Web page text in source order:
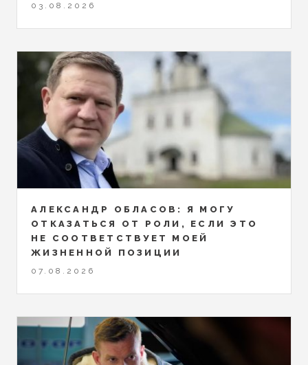
03.08.2026
АЛЕКСАНДР ОБЛАСОВ: Я МОГУ
ОТКАЗАТЬСЯ ОТ РОЛИ, ЕСЛИ ЭТО
НЕ СООТВЕТСТВУЕТ МОЕЙ
ЖИЗНЕННОЙ ПОЗИЦИИ
07.08.2026